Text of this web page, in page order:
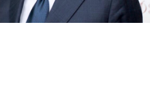
Смотреть проект